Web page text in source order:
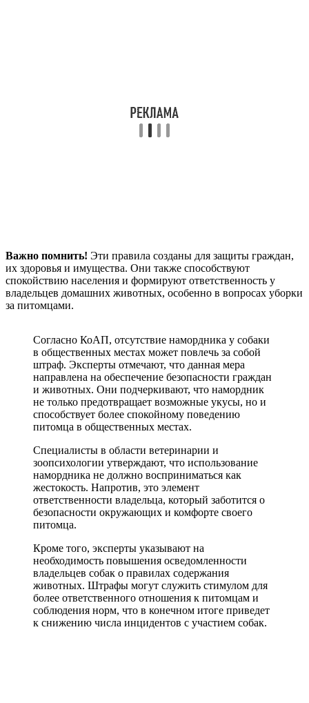
Важно помнить! Эти правила созданы для защиты граждан,
их здоровья и имущества. Они также способствуют
спокойствию населения и формируют ответственность у
владельцев домашних животных, особенно в вопросах уборки
за питомцами.
Согласно КоАП, отсутствие намордника у собаки
в общественных местах может повлечь за собой
штраф. Эксперты отмечают, что данная мера
направлена на обеспечение безопасности граждан
и животных. Они подчеркивают, что намордник
не только предотвращает возможные укусы, но и
способствует более спокойному поведению
питомца в общественных местах.
Специалисты в области ветеринарии и
зоопсихологии утверждают, что использование
намордника не должно восприниматься как
жестокость. Напротив, это элемент
ответственности владельца, который заботится о
безопасности окружающих и комфорте своего
питомца.
Кроме того, эксперты указывают на
необходимость повышения осведомленности
владельцев собак о правилах содержания
животных. Штрафы могут служить стимулом для
более ответственного отношения к питомцам и
соблюдения норм, что в конечном итоге приведет
к снижению числа инцидентов с участием собак.